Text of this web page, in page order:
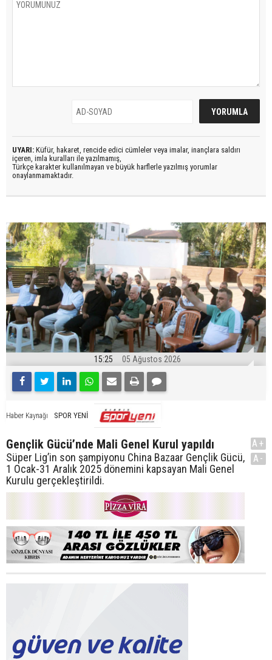
UYARI: Küfür, hakaret, rencide edici cümleler veya imalar, inançlara saldırı
içeren, imla kuralları ile yazılmamış,
Türkçe karakter kullanılmayan ve büyük harflerle yazılmış yorumlar
onaylanmamaktadır.
15:25 05 Ağustos 2026
Haber Kaynağı SPOR YENİ
Gençlik Gücü’nde Mali Genel Kurul yapıldı
Süper Lig’in son şampiyonu China Bazaar Gençlik Gücü,
1 Ocak-31 Aralık 2025 dönemini kapsayan Mali Genel
Kurulu gerçekleştirildi.
A+
A-